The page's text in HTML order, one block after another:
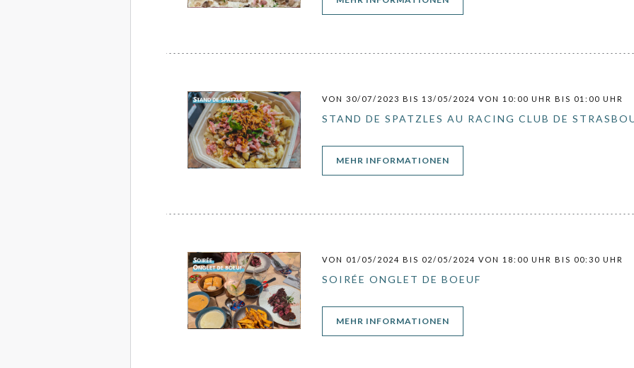
VON 30/07/2023 BIS 13/05/2024 VON 10:00 UHR BIS 01:00 UHR
STAND DE SPATZLES AU RACING CLUB DE
MEHR INFORMATIONEN((ÖFFNET EIN NEUES FENSTER))
VON 01/05/2024 BIS 02/05/2024 VON 18:00 UHR BIS 00:30 UHR
SOIRÉE ONGLET DE BOEUF
MEHR INFORMATIONEN((ÖFFNET EIN NEUES FENSTER))